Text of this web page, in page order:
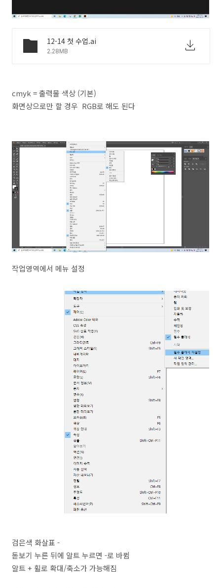
12-14 첫 수업.ai
2.28MB
cmyk = 출력물 색상 (기본)
화면상으로만 할 경우 RGB로 해도 된다
작업영역에서 메뉴 설정
검은색 화살표 -
돋보기 누른 뒤에 알트 누르면 -로 바뀜
알트 + 휠로 확대/축소가 가능해짐